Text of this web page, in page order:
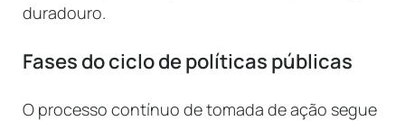
duradouro.
Fases do ciclo de políticas públicas
O processo contínuo de tomada de ação segue